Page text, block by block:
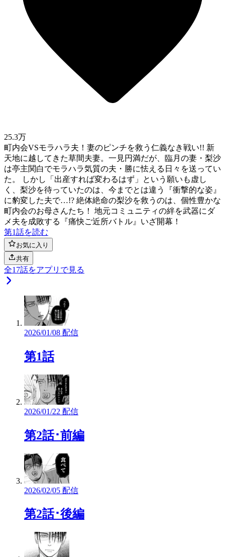
25.3万
町内会VSモラハラ夫！妻のピンチを救う仁義なき戦い!! 新
天地に越してきた草間夫妻。一見円満だが、臨月の妻・梨沙
は亭主関白でモラハラ気質の夫・勝に怯える日々を送ってい
た。 しかし「出産すれば変わるはず」という願いも虚し
く、梨沙を待っていたのは、今までとは違う『衝撃的な姿』
に豹変した夫で…!? 絶体絶命の梨沙を救うのは、個性豊かな
町内会のお母さんたち！ 地元コミュニティの絆を武器にダ
メ夫を成敗する『痛快ご近所バトル』いざ開幕！
第1話を読む
お気に入り
共有
全17話をアプリで見る
2026/01/08 配信
第1話
2026/01/22 配信
第2話･前編
2026/02/05 配信
第2話･後編